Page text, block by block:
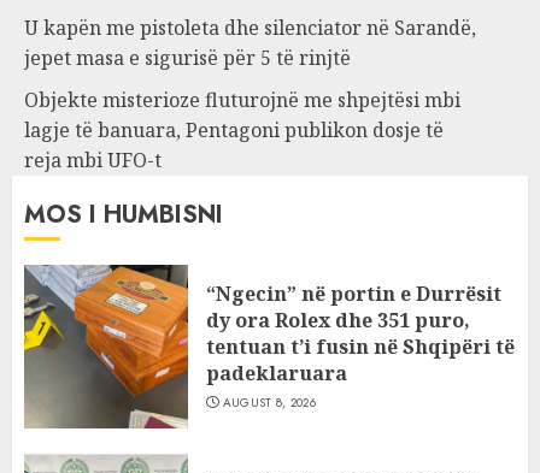
U kapën me pistoleta dhe silenciator në Sarandë,
jepet masa e sigurisë për 5 të rinjtë
Objekte misterioze fluturojnë me shpejtësi mbi
lagje të banuara, Pentagoni publikon dosje të
reja mbi UFO-t
MOS I HUMBISNI
“Ngecin” në portin e Durrësit
dy ora Rolex dhe 351 puro,
tentuan t’i fusin në Shqipëri të
padeklaruara
AUGUST 8, 2026